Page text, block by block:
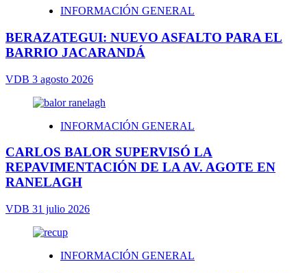
INFORMACIÓN GENERAL
BERAZATEGUI: NUEVO ASFALTO PARA EL
BARRIO JACARANDÁ
VDB 3 agosto 2026
INFORMACIÓN GENERAL
CARLOS BALOR SUPERVISÓ LA
REPAVIMENTACIÓN DE LA AV. AGOTE EN
RANELAGH
VDB 31 julio 2026
INFORMACIÓN GENERAL